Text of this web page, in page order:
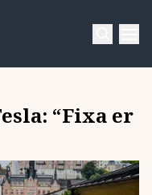
“Fixa er